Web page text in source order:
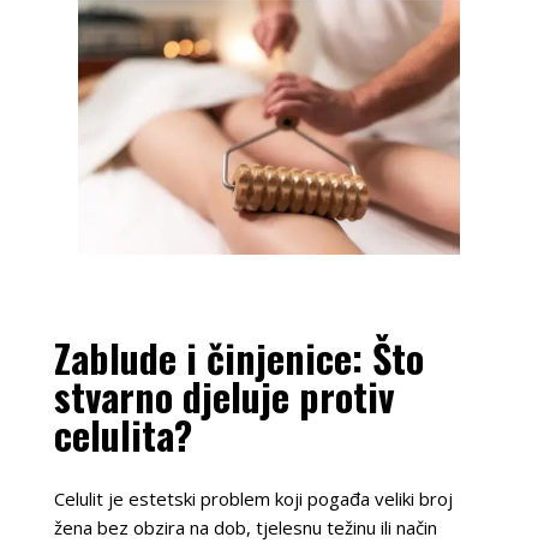
Zablude i činjenice: Što
stvarno djeluje protiv
celulita?
Celulit je estetski problem koji pogađa veliki broj
žena bez obzira na dob, tjelesnu težinu ili način